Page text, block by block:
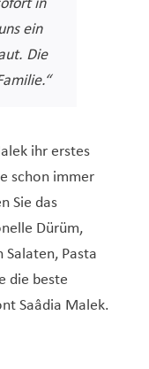
in
ein
Die
ihr erstes
schon immer
Sie das
Dürüm,
Pasta
die beste
Saâdia Malek.